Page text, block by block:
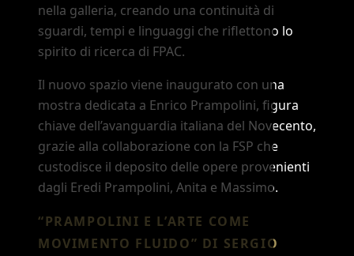
nella galleria, creando una continuità di
sguardi, tempi e linguaggi che riflettono lo
spirito di ricerca di FPAC.
Il nuovo spazio viene inaugurato con una
mostra dedicata a Enrico Prampolini, figura
chiave dell’avanguardia italiana del Novecento,
grazie alla collaborazione con la FSP che
custodisce il deposito delle opere provenienti
dagli Eredi Prampolini, Anita e Massimo.
“PRAMPOLINI E L’ARTE COME
MOVIMENTO FLUIDO” DI SERGIO